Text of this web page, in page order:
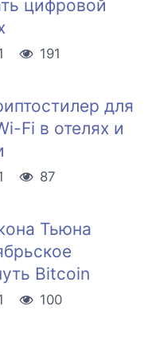
цифровой
191
для
Fi в отелях и
87
Тьюна
Bitcoin
100